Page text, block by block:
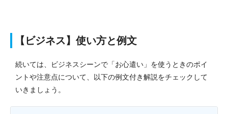
【ビジネス】使い方と例文
続いては、ビジネスシーンで「お心遣い」を使うときのポイ
ントや注意点について、以下の例文付き解説をチェックして
いきましょう。